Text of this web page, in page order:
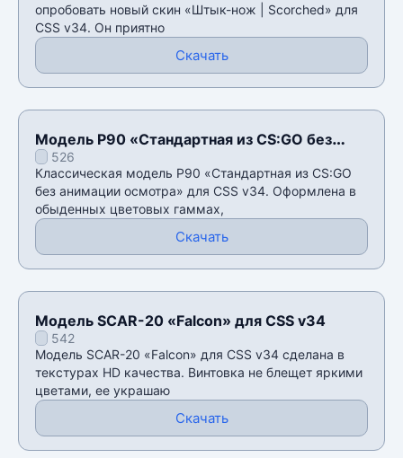
опробовать новый скин «Штык-нож | Scorched» для
CSS v34. Он приятно
Скачать
Модель P90 «Стандартная из CS:GO без
анимации осмотра» для CSS v34
526
Классическая модель P90 «Стандартная из CS:GO
без анимации осмотра» для CSS v34. Оформлена в
обыденных цветовых гаммах,
Скачать
Модель SCAR-20 «Falcon» для CSS v34
542
Модель SCAR-20 «Falcon» для CSS v34 сделана в
текстурах HD качества. Винтовка не блещет яркими
цветами, ее украшаю
Скачать